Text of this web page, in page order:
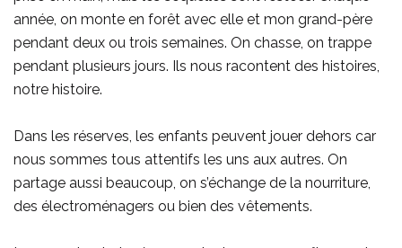
année, on monte en forêt avec elle et mon grand-père
pendant deux ou trois semaines. On chasse, on trappe
pendant plusieurs jours. Ils nous racontent des histoires,
notre histoire.
Dans les réserves, les enfants peuvent jouer dehors car
nous sommes tous attentifs les uns aux autres. On
partage aussi beaucoup, on s’échange de la nourriture,
des électroménagers ou bien des vêtements.